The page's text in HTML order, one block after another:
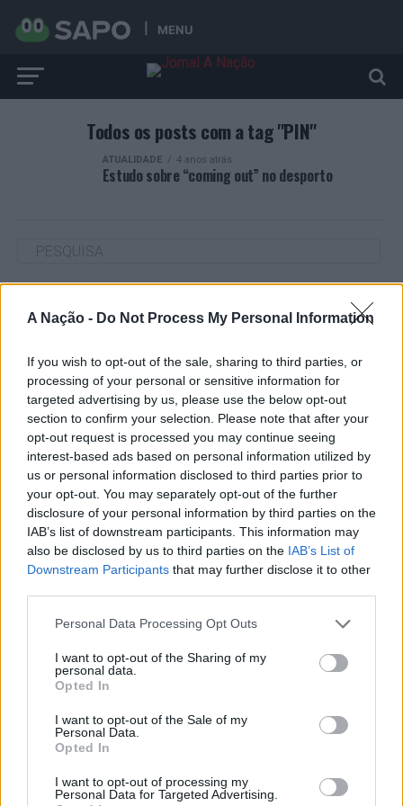
A Nação - Do Not Process My Personal Information
If you wish to opt-out of the sale, sharing to third parties, or
processing of your personal or sensitive information for
targeted advertising by us, please use the below opt-out
section to confirm your selection. Please note that after your
opt-out request is processed you may continue seeing
interest-based ads based on personal information utilized by
us or personal information disclosed to third parties prior to
your opt-out. You may separately opt-out of the further
disclosure of your personal information by third parties on the
IAB’s list of downstream participants. This information may
also be disclosed by us to third parties on the IAB’s List of
Downstream Participants that may further disclose it to other
Personal Data Processing Opt Outs
I want to opt-out of the Sharing of my
personal data.
Opted In
I want to opt-out of the Sale of my
Personal Data.
Opted In
I want to opt-out of processing my
Personal Data for Targeted Advertising.
MENU
Todos os posts com a tag "PIN"
ATUALIDADE 4 anos atrás
Estudo sobre “coming out” no desporto
de “provocar” mudanças genéticas, diz neurocientista
“Millennium Estoril Open 2026” regressou ao circuito ATP
com vitória do francês Luca Van Assche
Castelo Branco: “Bienal Internacional de Artes e Ofícios”
promete afirmar artesanato, património e inovação como
“motores de desenvolvimento económico e cultural” do
município português
Covilhã: Especialista aponta investimento estrangeiro e
valorização imobiliária como motores do crescimento da
Beira Interior
FUNCEX para “reforçar inteligência sobre comércio
exterior”
COMENTÁRIOS RECENTES
ÚLTIMAS DESTAQUE VIDEOS